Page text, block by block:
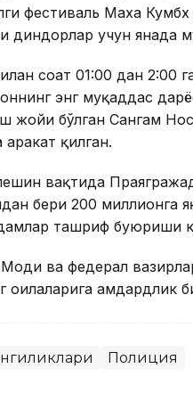
фестиваль Маха
диндорлар учун янада
соат 01:00 дан 2:00
энг муқаддас
жойи бўлган Сангам
қилган.
вақтида
бери 200 миллионга
ташриф буюриши
ва федерал
оилаларига ҳамдардлик
Полиция